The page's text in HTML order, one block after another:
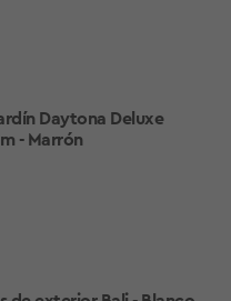
Daytona Deluxe
- Marrón